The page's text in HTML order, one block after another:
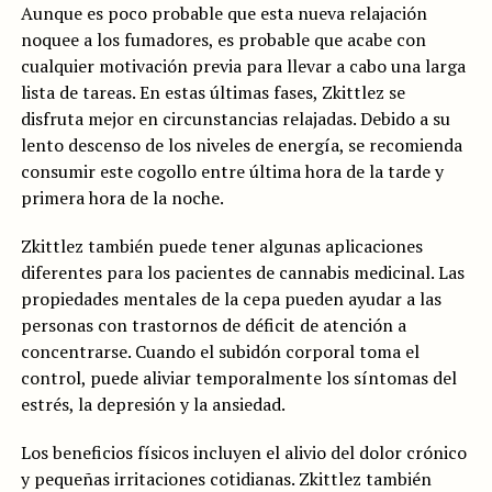
Aunque es poco probable que esta nueva relajación
noquee a los fumadores, es probable que acabe con
cualquier motivación previa para llevar a cabo una larga
lista de tareas. En estas últimas fases, Zkittlez se
disfruta mejor en circunstancias relajadas. Debido a su
lento descenso de los niveles de energía, se recomienda
consumir este cogollo entre última hora de la tarde y
primera hora de la noche.
Zkittlez también puede tener algunas aplicaciones
diferentes para los pacientes de cannabis medicinal. Las
propiedades mentales de la cepa pueden ayudar a las
personas con trastornos de déficit de atención a
concentrarse. Cuando el subidón corporal toma el
control, puede aliviar temporalmente los síntomas del
estrés, la depresión y la ansiedad.
Los beneficios físicos incluyen el alivio del dolor crónico
y pequeñas irritaciones cotidianas. Zkittlez también